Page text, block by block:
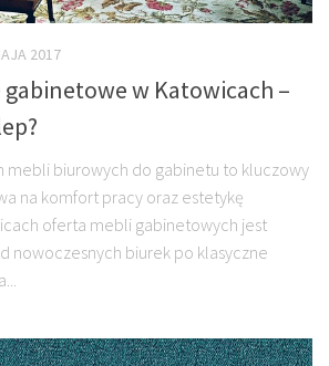
2017
w Katowicach –
mebli biurowych do gabinetu to kluczowy
na komfort pracy oraz estetykę
oferta mebli gabinetowych jest
nowoczesnych biurek po klasyczne